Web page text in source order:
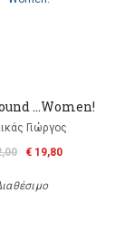
…Women!
Γιώργος
€ 19,80